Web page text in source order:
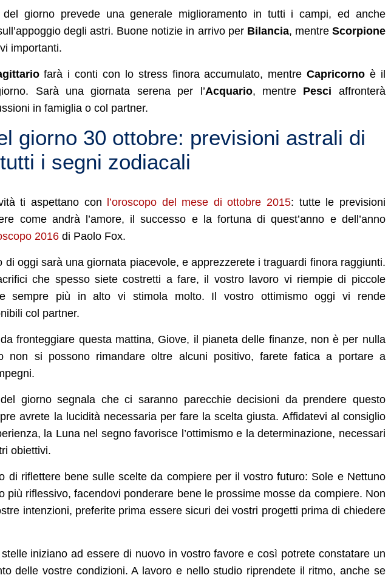
del giorno prevede una generale miglioramento in tutti i campi, ed anche
degli astri. Buone notizie in arrivo per Bilancia, mentre Scorpione
importanti.
farà i conti con lo stress finora accumulato, mentreCapricorno è il
Sarà una giornata serena per l’Acquario, mentre Pesci affronterà
in famiglia o col partner.
giorno 30 ottobre: previsioni astrali di
i segni zodiacali
ti aspettano con l’oroscopo del mese di ottobre 2015: tutte le previsioni
come andrà l’amore, il successo e la fortuna di quest’anno e dell’anno
2016 di Paolo Fox.
di oggi sarà una giornata piacevole, e apprezzerete i traguardi finora raggiunti.
che spesso siete costretti a fare, il vostro lavoro vi riempie di piccole
sempre più in alto vi stimola molto. Il vostro ottimismo oggi vi rende
col partner.
fronteggiare questa mattina, Giove, il pianeta delle finanze, non è per nulla
non si possono rimandare oltre alcuni positivo, farete fatica a portare a
del giorno segnala che ci saranno parecchie decisioni da prendere questo
avrete la lucidità necessaria per fare la scelta giusta. Affidatevi al consiglio
la Luna nel segno favorisce l’ottimismo e la determinazione, necessari
obiettivi.
di riflettere bene sulle scelte da compiere per il vostro futuro: Sole e Nettuno
più riflessivo, facendovi ponderare bene le prossime mosse da compiere. Non
intenzioni, preferite prima essere sicuri dei vostri progetti prima di chiedere
iniziano ad essere di nuovo in vostro favore e così potrete constatare un
delle vostre condizioni. A lavoro e nello studio riprendete il ritmo, anche se